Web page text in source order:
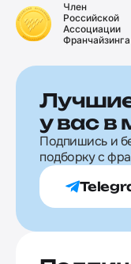
Член
Российской
Ассоциации
Франчайзинга
у вас в
Подпишись и
подборку с